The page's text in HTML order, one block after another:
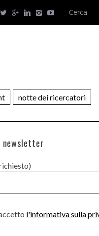
notte dei ricercatori
l'informativa sulla